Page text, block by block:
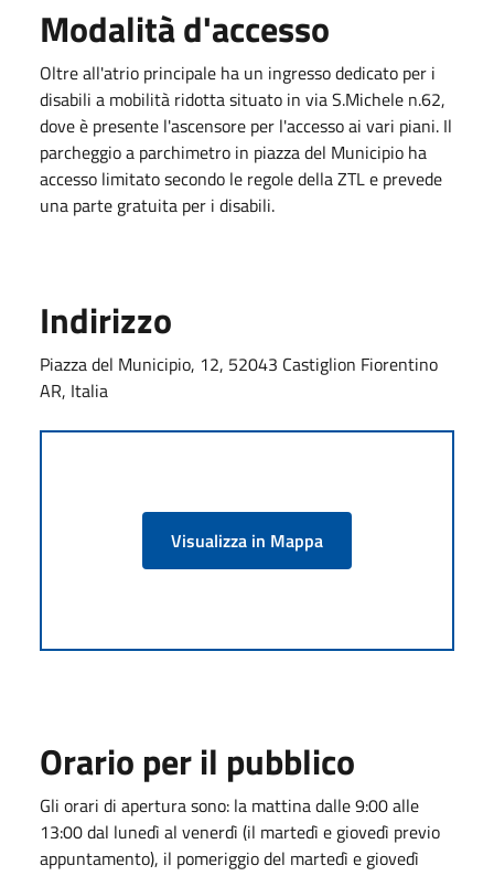
Modalità d'accesso
Oltre all'atrio principale ha un ingresso dedicato per i
disabili a mobilità ridotta situato in via S.Michele n.62,
dove è presente l'ascensore per l'accesso ai vari piani. Il
parcheggio a parchimetro in piazza del Municipio ha
accesso limitato secondo le regole della ZTL e prevede
una parte gratuita per i disabili.
Indirizzo
Piazza del Municipio, 12, 52043 Castiglion Fiorentino
AR, Italia
Visualizza in Mappa
Orario per il pubblico
Gli orari di apertura sono: la mattina dalle 9:00 alle
13:00 dal lunedì al venerdì (il martedì e giovedì previo
appuntamento), il pomeriggio del martedì e giovedì